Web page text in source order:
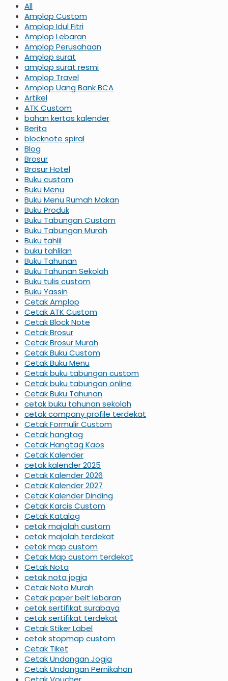
All
Amplop Custom
Amplop Idul Fitri
Amplop Lebaran
Amplop Perusahaan
Amplop surat
amplop surat resmi
Amplop Travel
Amplop Uang Bank BCA
Artikel
ATK Custom
bahan kertas kalender
Berita
blocknote spiral
Blog
Brosur
Brosur Hotel
Buku custom
Buku Menu
Buku Menu Rumah Makan
Buku Produk
Buku Tabungan Custom
Buku Tabungan Murah
Buku tahlil
buku tahlilan
Buku Tahunan
Buku Tahunan Sekolah
Buku tulis custom
Buku Yassin
Cetak Amplop
Cetak ATK Custom
Cetak Block Note
Cetak Brosur
Cetak Brosur Murah
Cetak Buku Custom
Cetak Buku Menu
Cetak buku tabungan custom
Cetak buku tabungan online
Cetak Buku Tahunan
cetak buku tahunan sekolah
cetak company profile terdekat
Cetak Formulir Custom
Cetak hangtag
Cetak Hangtag Kaos
Cetak Kalender
cetak kalender 2025
Cetak Kalender 2026
Cetak Kalender 2027
Cetak Kalender Dinding
Cetak Karcis Custom
Cetak Katalog
cetak majalah custom
cetak majalah terdekat
cetak map custom
Cetak Map custom terdekat
Cetak Nota
cetak nota jogja
Cetak Nota Murah
Cetak paper belt lebaran
cetak sertifikat surabaya
cetak sertifikat terdekat
Cetak Stiker Label
cetak stopmap custom
Cetak Tiket
Cetak Undangan Jogja
Cetak Undangan Pernikahan